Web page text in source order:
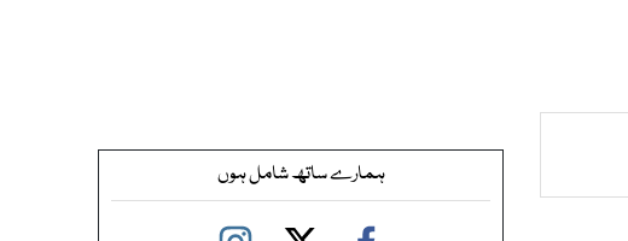
ہمارے ساتھ شامل ہوں